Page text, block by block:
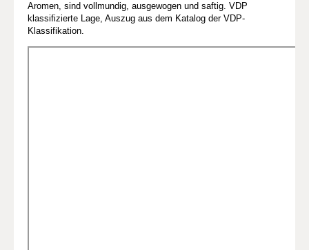
Aromen, sind vollmundig, ausgewogen und saftig. VDP
klassifizierte Lage, Auszug aus dem Katalog der VDP-
Klassifikation.